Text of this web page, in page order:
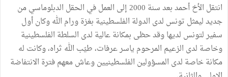
انتقل الأخ أحمد بعد سنة 2000 إلى العمل في الحقل الدبلوماسي من
جديد ليمثل تونس لدى الدولة الفلسطينية بغزة ورام الله وكان أول
سفير لتونس لديها وقد حظى بمكانة عالية لدى السلطة الفلسطينية
وخاصة لدى الزعيم المرحوم ياسر عرفات، طيّب الله ثراه، وكانت له
مكانة خاصة لدى المسؤولين الفلسطينيين وعاش معهم فترة الانتفاضة